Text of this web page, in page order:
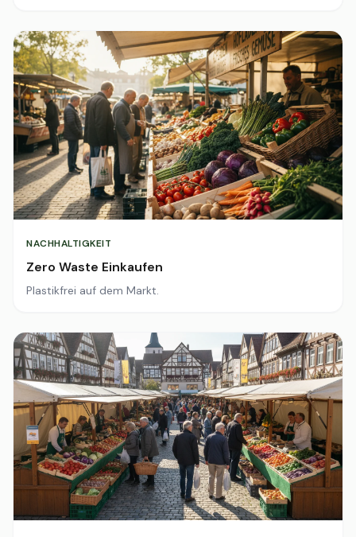
NACHHALTIGKEIT
Zero Waste Einkaufen
Plastikfrei auf dem Markt.